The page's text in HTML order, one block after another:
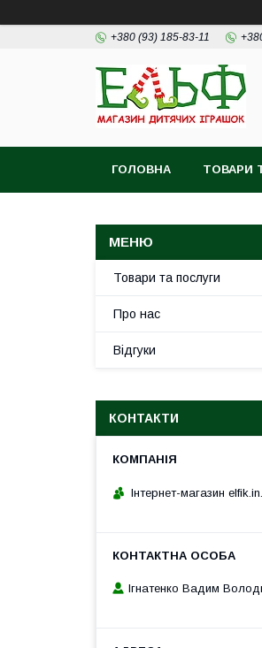
+380 (93) 185-83-11
ГОЛОВНА ТОВАРИ
Товари та послуги
Про нас
Відгуки
КОНТАКТИ
Інтернет-магазин
Ігнатенко Вадим